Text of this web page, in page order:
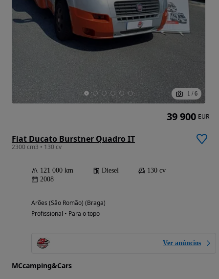
1 / 6
Fiat Ducato Burstner Quadro IT
2300 cm3 • 130 cv
121 000 km Diesel
130 cv
2008
Arões (São Romão) (Braga)
Profissional • Para o topo
Ver anúncios
MCcamping&Cars
39 900 EUR